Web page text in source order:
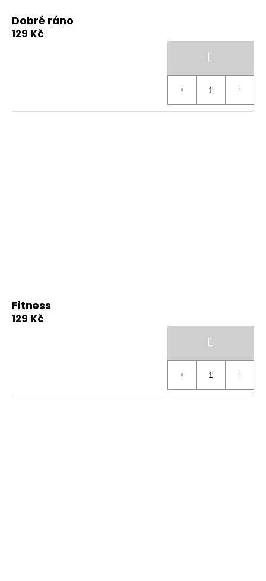
Dobré ráno
129 Kč
Fitness
129 Kč